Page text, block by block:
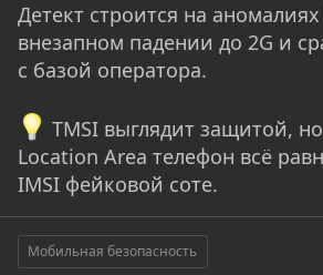
Детект строится на
внезапном падении до 2G и
с базой оператора.
TMSI выглядит защитой,
Location Area телефон всё
IMSI фейковой соте.
Мобильная безопасность